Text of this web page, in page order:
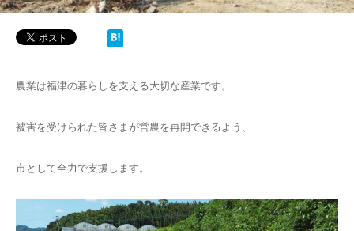
農業は福津の暮らしを支える大切な産業です。
被害を受けられた皆さまが営農を再開できるよう、
市として全力で支援します。